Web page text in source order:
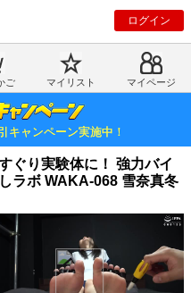
ログイン
ご マイリスト マイページ
キャンペーン実施中！
ぐり実験体に！ 強力バイ
ラボ WAKA-068 雪奈真冬